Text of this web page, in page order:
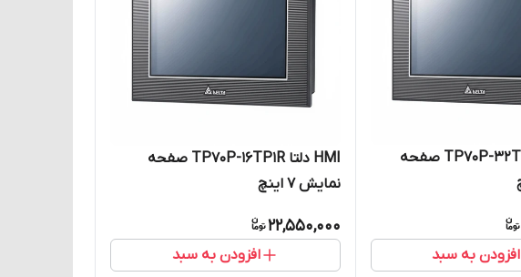
HMI دلتا TP70P-32TP1R صفحه
افزودن به سبد
HMI دلتا TP70P-16TP1R صفحه
نمایش 7 اینچ
22,550,000
افزودن به سبد